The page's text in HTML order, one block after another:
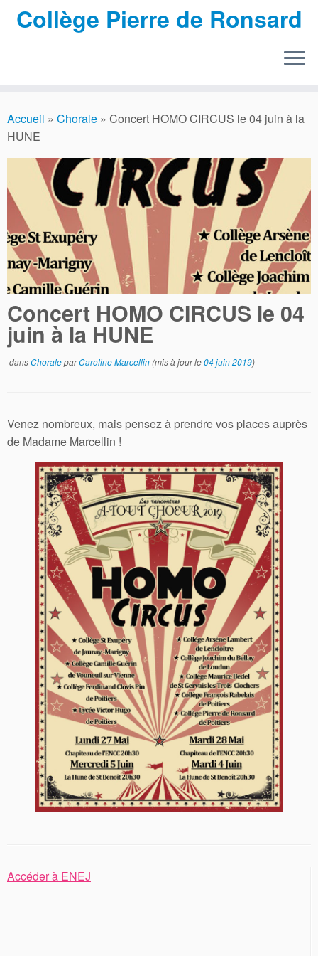
au
contenu
Collège Pierre de Ronsard
Accueil » Chorale » Concert HOMO CIRCUS le 04 juin à la
HUNE
Concert HOMO CIRCUS le 04
juin à la HUNE
dansChoraleparCaroline Marcellin(mis à jour le04 juin 2019)
Venez nombreux, mais pensez à prendre vos places auprès
de Madame Marcellin !
Accéder à ENEJ